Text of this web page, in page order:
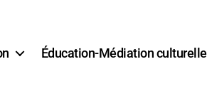
Éducation-Médiation culturelle